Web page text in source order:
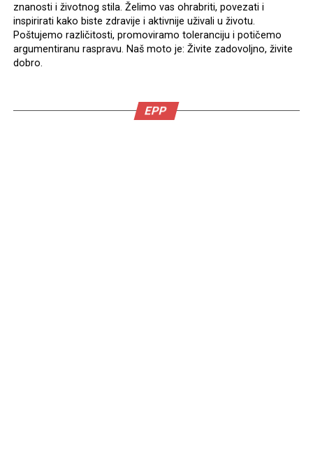
znanosti i životnog stila. Želimo vas ohrabriti, povezati i
inspirirati kako biste zdravije i aktivnije uživali u životu.
Poštujemo različitosti, promoviramo toleranciju i potičemo
argumentiranu raspravu. Naš moto je: Živite zadovoljno, živite
dobro.
EPP